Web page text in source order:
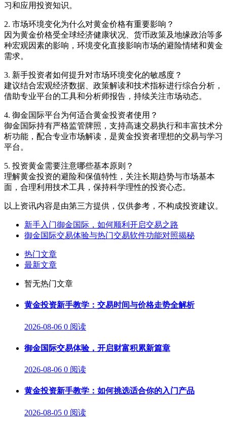
习和应用投资知识。
2. 市场环境变化为什么对黄金价格有重要影响？
因为黄金价格受全球经济健康状况、货币政策及地缘政治等多
种宏观因素的影响，环境变化直接影响市场的避险情绪和黄金
需求。
3. 新手投资者如何提升对市场环境变化的敏感度？
建议结合宏观经济数据、政策解读和技术指标进行综合分析，
借助专业平台的工具和分析师报告，持续关注市场动态。
4. 御金国际平台为何适合黄金投资者使用？
御金国际持有严格监管牌照，支持高速交易执行和丰富技术分
析功能，配合专业市场解读，是黄金投资者理想的交易与学习
平台。
5. 投资黄金需要注意哪些基本原则？
理解黄金投资的避险和保值特性，关注长期趋势与市场基本
面，合理利用技术工具，保持科学理性的投资心态。
以上资讯内容是由第三方提供，仅供参考，不构成投资建议。
新手入门御金国际，如何顺利开启交易之路
御金国际交易体验与热门交易软件功能对照揭秘
热门文章
最新文章
暂无热门文章
黄金投资新手教学：交易时间与价格走势全解析
2026-08-06 0 阅读
御金国际交易体验，开启财富积累新篇章
2026-08-06 0 阅读
黄金投资新手教学：如何挑选适合你的入门产品
2026-08-05 0 阅读